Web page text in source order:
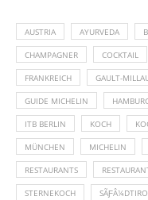
AUSTRIA AYURVEDA
CHAMPAGNER COCKTAIL
FRANKREICH GAULT-
GUIDE MICHELIN
ITB BERLIN KOCH
MÜNCHEN MICHELIN
RESTAURANTS
STERNEKOCH